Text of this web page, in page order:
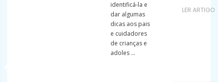
identificá-la e
dar algumas
dicas aos pais
e cuidadores
de crianças e
adoles ...
LER ARTIGO